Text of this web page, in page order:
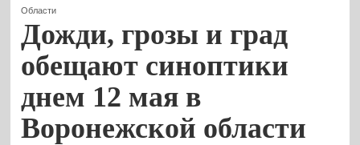
Области
Дожди, грозы и град
обещают синоптики
днем 12 мая в
Воронежской области